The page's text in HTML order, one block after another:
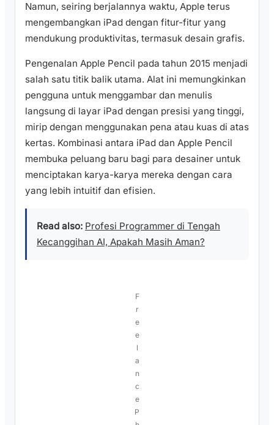
Namun, seiring berjalannya waktu, Apple terus
mengembangkan iPad dengan fitur-fitur yang
mendukung produktivitas, termasuk desain grafis.
Pengenalan Apple Pencil pada tahun 2015 menjadi
salah satu titik balik utama. Alat ini memungkinkan
pengguna untuk menggambar dan menulis
langsung di layar iPad dengan presisi yang tinggi,
mirip dengan menggunakan pena atau kuas di atas
kertas. Kombinasi antara iPad dan Apple Pencil
membuka peluang baru bagi para desainer untuk
menciptakan karya-karya mereka dengan cara
yang lebih intuitif dan efisien.
Read also: Profesi Programmer di Tengah
Kecanggihan AI, Apakah Masih Aman?
F
r
e
e
l
a
n
c
e
P